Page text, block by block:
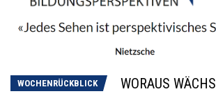
WOCHENRÜCKBLICK